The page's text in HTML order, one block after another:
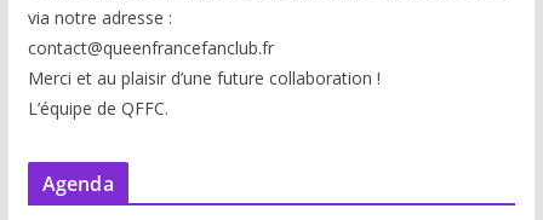
via notre adresse :
contact@queenfrancefanclub.fr
Merci et au plaisir d’une future collaboration !
L’équipe de QFFC.
Agenda